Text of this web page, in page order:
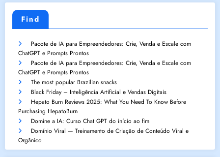
Find
Pacote de IA para Empreendedores: Crie, Venda e Escale com
ChatGPT e Prompts Prontos
Pacote de IA para Empreendedores: Crie, Venda e Escale com
ChatGPT e Prompts Prontos
The most popular Brazilian snacks
Black Friday – Inteligência Artificial e Vendas Digitais
Hepato Burn Reviews 2025: What You Need To Know Before
Purchasing HepatoBurn
Domine a IA: Curso Chat GPT do início ao fim
Domínio Viral — Treinamento de Criação de Conteúdo Viral e
Orgânico